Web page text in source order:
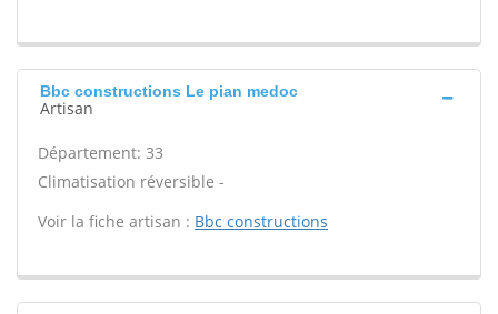
Bbc constructions Le pian medoc
Artisan
Département: 33
Climatisation réversible -
Voir la fiche artisan : Bbc constructions